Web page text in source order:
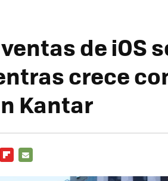
de iOS
crece
Kantar